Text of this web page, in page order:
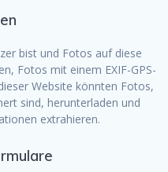
bist und Fotos auf diese
Fotos mit einem EXIF-GPS-
Website könnten Fotos,
sind, herunterladen und
extrahieren.